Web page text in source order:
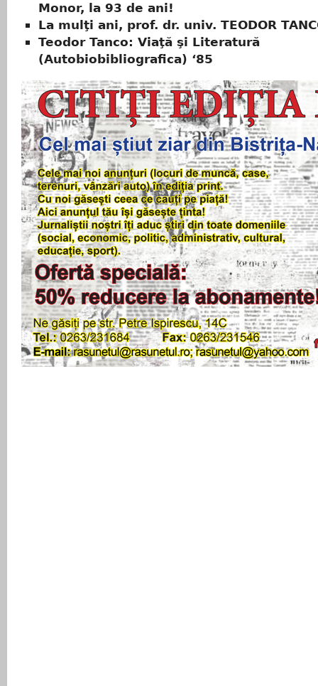
Monor, la 93 de ani!
La mulţi ani, prof. dr. univ. TEODOR
Teodor Tanco: Viaţă şi Literatură
(Autobiobibliografica) ‘85